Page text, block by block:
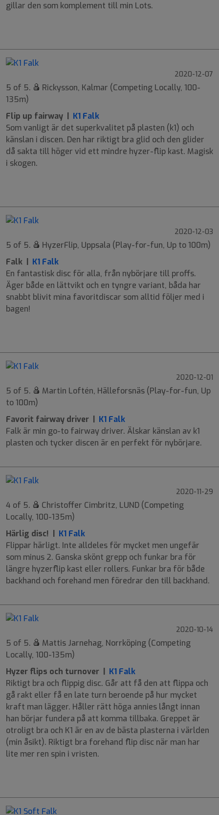
gillar den som komplement till min Lots.
2020-12-07
5 of 5.
Rickysson, Kalmar (Competing Locally, 100-
135m)
Flip up fairway | K1 Falk
Som vanligt är det superkvalitet på plasten (k1) och
känslan i discen. Den har riktigt bra glid och den glider
då sakta till höger vid ett mindre hyzer-flip kast. Magisk
i skogen.
2020-12-03
5 of 5.
HyzerFlip, Uppsala (Play-for-fun, Up to 100m)
Falk | K1 Falk
En fantastisk disc för alla, från nybörjare till proffs.
Äger både en lättvikt och en tyngre variant, båda har
snabbt blivit mina favoritdiscar som alltid följer med i
bagen!
2020-12-01
5 of 5.
Martin Loftén, Hälleforsnäs (Play-for-fun, Up
to 100m)
Favorit fairway driver | K1 Falk
Falk är min go-to fairway driver. Älskar känslan av k1
plasten och tycker discen är en perfekt för nybörjare.
2020-11-29
4 of 5.
Christoffer Cimbritz, LUND (Competing
Locally, 100-135m)
Härlig disc! | K1 Falk
Flippar härligt. Inte alldeles för mycket men ungefär
som minus 2. Ganska skönt grepp och funkar bra för
längre hyzerflip kast eller rollers. Funkar bra för både
backhand och forehand men föredrar den till backhand.
2020-10-14
5 of 5.
Mattis Jarnehag, Norrköping (Competing
Locally, 100-135m)
Hyzer flips och turnover | K1 Falk
Riktigt bra och flippig disc. Går att få den att flippa och
gå rakt eller få en late turn beroende på hur mycket
kraft man lägger. Håller rätt höga annies långt innan
han börjar fundera på att komma tillbaka. Greppet är
otroligt bra och K1 är en av de bästa plasterna i världen
(min åsikt). Riktigt bra forehand flip disc när man har
lite mer ren spin i vristen.